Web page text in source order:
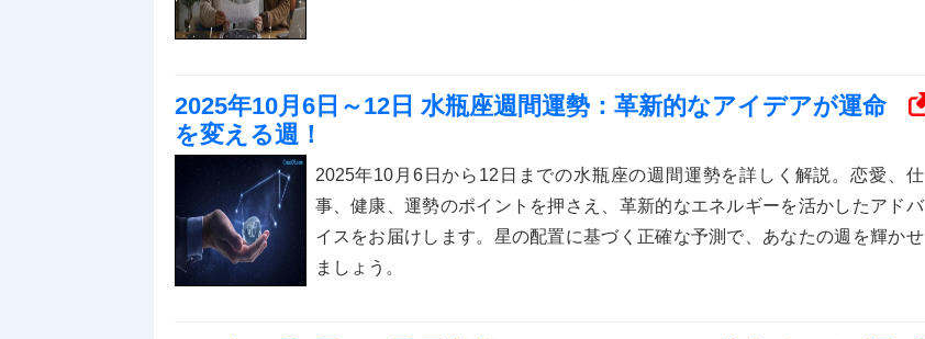
2025年10月6日～12日 水瓶座週間運勢：革新的なアイデアが運命
を変える週！
2025年10月6日から12日までの水瓶座の週間運勢を詳しく解説。恋愛、仕
事、健康、運勢のポイントを押さえ、革新的なエネルギーを活かしたアドバ
イスをお届けします。星の配置に基づく正確な予測で、あなたの週を輝かせ
ましょう。